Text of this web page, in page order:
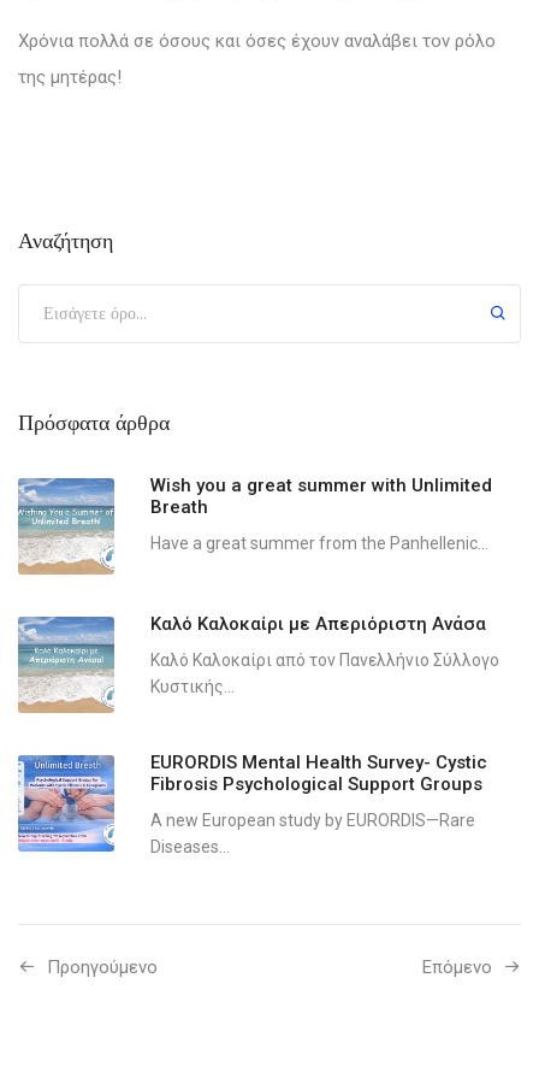
Χρόνια πολλά σε όσους και όσες έχουν αναλάβει τον ρόλο
της μητέρας!
Αναζήτηση
Πρόσφατα άρθρα
Wish you a great summer with Unlimited
Breath
Have a great summer from the Panhellenic...
Καλό Καλοκαίρι με Απεριόριστη Ανάσα
Καλό Καλοκαίρι από τον Πανελλήνιο Σύλλογο
Κυστικής...
EURORDIS Mental Health Survey- Cystic
Fibrosis Psychological Support Groups
A new European study by EURORDIS—Rare
Diseases...
Προηγούμενo Επόμενο